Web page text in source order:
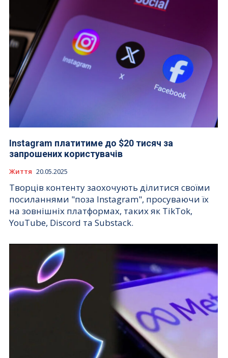
Instagram платитиме до $20 тисяч за
запрошених користувачів
Життя 20.05.2025
Творців контенту заохочують ділитися своїми
посиланнями "поза Instagram", просуваючи їх
на зовнішніх платформах, таких як TikTok,
YouTube, Discord та Substack.